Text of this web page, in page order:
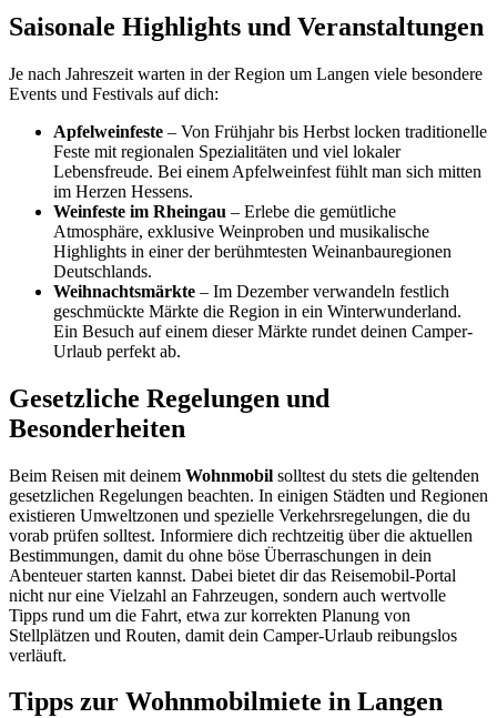
Saisonale Highlights und Veranstaltungen
Je nach Jahreszeit warten in der Region um Langen viele besondere
Events und Festivals auf dich:
Apfelweinfeste – Von Frühjahr bis Herbst locken traditionelle
Feste mit regionalen Spezialitäten und viel lokaler
Lebensfreude. Bei einem Apfelweinfest fühlt man sich mitten
im Herzen Hessens.
Weinfeste im Rheingau – Erlebe die gemütliche
Atmosphäre, exklusive Weinproben und musikalische
Highlights in einer der berühmtesten Weinanbauregionen
Deutschlands.
Weihnachtsmärkte – Im Dezember verwandeln festlich
geschmückte Märkte die Region in ein Winterwunderland.
Ein Besuch auf einem dieser Märkte rundet deinen Camper-
Urlaub perfekt ab.
Gesetzliche Regelungen und
Besonderheiten
Beim Reisen mit deinem Wohnmobil solltest du stets die geltenden
gesetzlichen Regelungen beachten. In einigen Städten und Regionen
existieren Umweltzonen und spezielle Verkehrsregelungen, die du
vorab prüfen solltest. Informiere dich rechtzeitig über die aktuellen
Bestimmungen, damit du ohne böse Überraschungen in dein
Abenteuer starten kannst. Dabei bietet dir das Reisemobil-Portal
nicht nur eine Vielzahl an Fahrzeugen, sondern auch wertvolle
Tipps rund um die Fahrt, etwa zur korrekten Planung von
Stellplätzen und Routen, damit dein Camper-Urlaub reibungslos
verläuft.
Tipps zur Wohnmobilmiete in Langen